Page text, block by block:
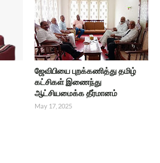
ஜேவிபியை புறக்கணித்து தமிழ்
கட்சிகள் இணைந்து
ஆட்சியமைக்க தீர்மானம்
May 17, 2025